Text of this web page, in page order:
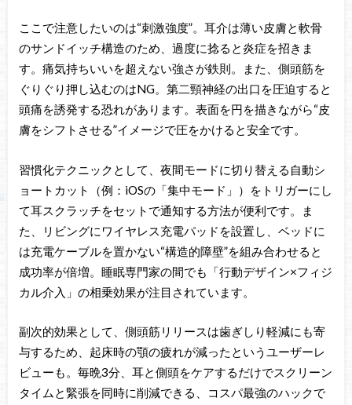
ここで注意したいのは“刺激強度”。耳介は薄い皮膚と軟骨
のサンドイッチ構造のため、過度に捻ると炎症を招きま
す。痛気持ちいいを超えない強さが鉄則。また、側頭筋を
ぐりぐり押し込むのはNG。第二頸神経の出口を圧迫すると
頭痛を誘発する恐れがあります。表面を円を描きながら“皮
膚をシフトさせる”イメージで圧をかけると安全です。
習慣化テクニックとして、夜間モードに切り替える自動シ
ョートカット（例：iOSの「集中モード」）をトリガーにし
て耳スクラッチをセットで通知する方法が便利です。ま
た、リビングにワイヤレス充電パッドを設置し、ベッドに
は充電ケーブルを置かない“構造的障壁”を組み合わせると
成功率が倍増。睡眠専門家の間でも「行動デザイン×フィジ
カル介入」の相乗効果が注目されています。
副次的効果として、側頭筋リリースは歯ぎしり軽減にも寄
与するため、起床時の顎の疲れが減ったというユーザーレ
ビューも。毎晩3分、耳と側頭をケアするだけでスクリーン
タイムと緊張を同時に削減できる、コスパ最強のハックで